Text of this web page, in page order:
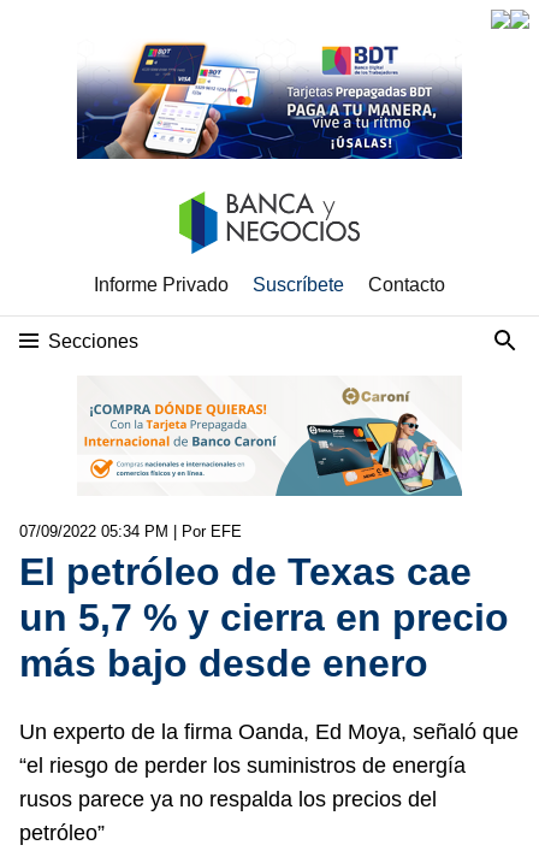
Informe Privado Suscríbete Contacto
Secciones
07/09/2022 05:34 PM | Por EFE
El petróleo de Texas cae
un 5,7 % y cierra en precio
más bajo desde enero
Un experto de la firma Oanda, Ed Moya, señaló que
“el riesgo de perder los suministros de energía
rusos parece ya no respalda los precios del
petróleo”